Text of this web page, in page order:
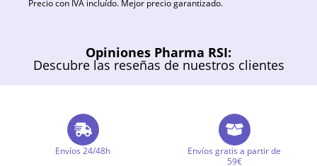
Precio con IVA incluído. Mejor precio garantizado.
Opiniones Pharma RSI:
Descubre las reseñas de nuestros clientes
Envíos 24/48h
Envíos gratis a partir de
59€